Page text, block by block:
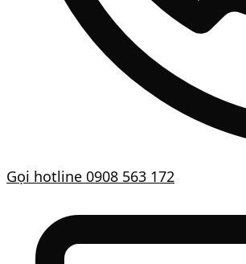
Gọi hotline 0908 563 172